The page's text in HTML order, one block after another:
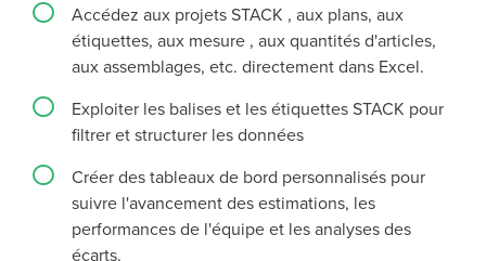
Accédez aux projets STACK , aux plans, aux
étiquettes, aux mesure , aux quantités d'articles,
aux assemblages, etc. directement dans Excel.
Exploiter les balises et les étiquettes STACK pour
filtrer et structurer les données
Créer des tableaux de bord personnalisés pour
suivre l'avancement des estimations, les
performances de l'équipe et les analyses des
écarts.